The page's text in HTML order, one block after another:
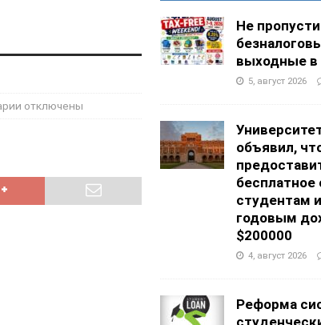
культурном центре “Наш Техас” ШКОЛЫ И
отключены
Не
выходные в
5, август 2026
объявил,
бесплатное
студентам
годовым
$200000
4, август 2026
Реформа